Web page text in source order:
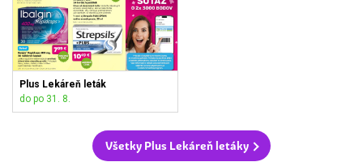
Plus Lekáreň leták
do po 31. 8.
Všetky Plus Lekáreň letáky